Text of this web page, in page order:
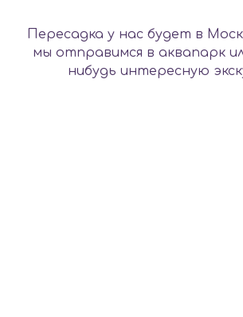
Пересадка у нас будет в
мы отправимся в аквапарк
нибудь интересную